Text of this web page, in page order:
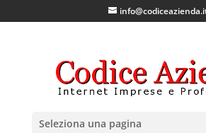
Seleziona una pagina